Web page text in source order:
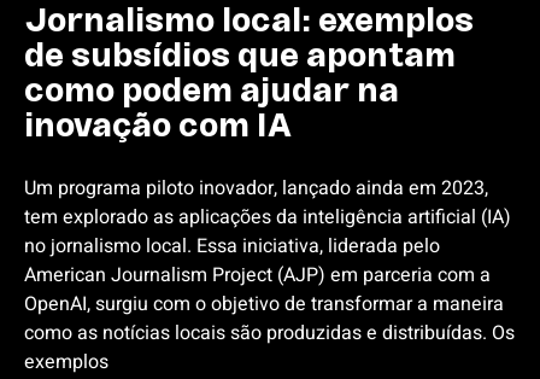
Jornalismo local: exemplos
de subsídios que apontam
como podem ajudar na
inovação com IA
Um programa piloto inovador, lançado ainda em 2023,
tem explorado as aplicações da inteligência artificial (IA)
no jornalismo local. Essa iniciativa, liderada pelo
American Journalism Project (AJP) em parceria com a
OpenAI, surgiu com o objetivo de transformar a maneira
como as notícias locais são produzidas e distribuídas. Os
exemplos